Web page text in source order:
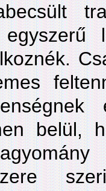
belül,